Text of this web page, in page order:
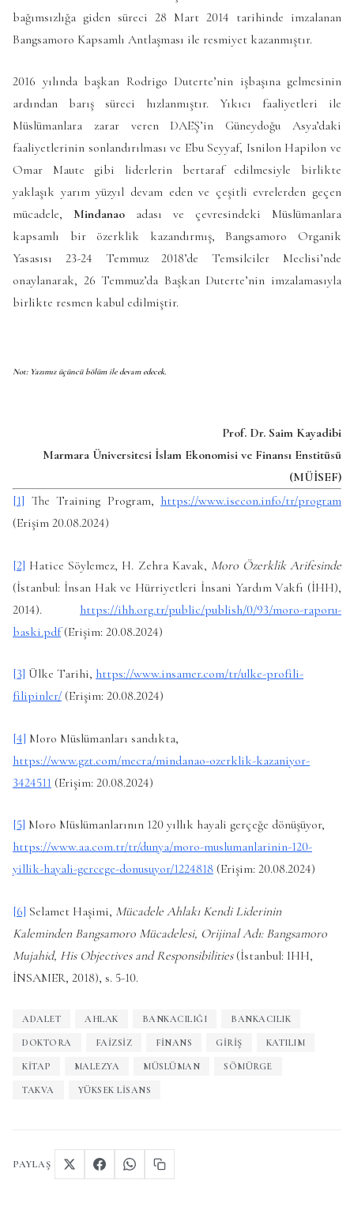
bağımsızlığa giden süreci 28 Mart 2014 tarihinde imzalanan
Bangsamoro Kapsamlı Antlaşması ile resmiyet kazanmıştır.
2016 yılında başkan Rodrigo Duterte’nin işbaşına gelmesinin
ardından barış süreci hızlanmıştır. Yıkıcı faaliyetleri ile
Müslümanlara zarar veren DAEŞ’in Güneydoğu Asya’daki
faaliyetlerinin sonlandırılması ve Ebu Seyyaf, Isnilon Hapilon ve
Omar Maute gibi liderlerin bertaraf edilmesiyle birlikte
yaklaşık yarım yüzyıl devam eden ve çeşitli evrelerden geçen
mücadele, Mindanao adası ve çevresindeki Müslümanlara
kapsamlı bir özerklik kazandırmış, Bangsamoro Organik
Yasasısı 23-24 Temmuz 2018’de Temsilciler Meclisi’nde
onaylanarak, 26 Temmuz’da Başkan Duterte’nin imzalamasıyla
birlikte resmen kabul edilmiştir.
Not:Yazımız üçüncü bölüm ile devam edecek.
Prof. Dr. Saim Kayadibi
Marmara Üniversitesi İslam Ekonomisi ve Finansı Enstitüsü
(MÜİSEF)
[1] The Training Program, https://www.isecon.info/tr/program
(Erişim 20.08.2024)
[2] Hatice Söylemez, H. Zehra Kavak, Moro Özerklik Arifesinde
(İstanbul: İnsan Hak ve Hürriyetleri İnsani Yardım Vakfı (İHH),
2014). https://ihh.org.tr/public/publish/0/93/moro-raporu-
baski.pdf(Erişim: 20.08.2024)
[3] Ülke Tarihi, https://www.insamer.com/tr/ulke-profili-
filipinler/ (Erişim: 20.08.2024)
[4] Moro Müslümanları sandıkta,
https://www.gzt.com/mecra/mindanao-ozerklik-kazaniyor-
3424511 (Erişim: 20.08.2024)
[5] Moro Müslümanlarının 120 yıllık hayali gerçeğe dönüşüyor,
https://www.aa.com.tr/tr/dunya/moro-muslumanlarinin-120-
yillik-hayali-gercege-donusuyor/1224818 (Erişim: 20.08.2024)
[6] Selamet Haşimi, Mücadele Ahlakı Kendi Liderinin
Kaleminden Bangsamoro Mücadelesi, Orijinal Adı: Bangsamoro
Mujahid, His Objectives and Responsibilities(İstanbul: IHH,
İNSAMER, 2018), s. 5-10.
ADALET AHLAK BANKACILIĞI BANKACILIK
DOKTORA FAIZSIZ FINANS GIRIŞ KATILIM
KITAP MALEZYA MÜSLÜMAN SÖMÜRGE
TAKVA YÜKSEK LISANS
PAYLAŞ